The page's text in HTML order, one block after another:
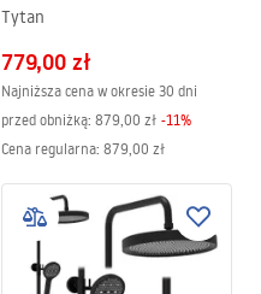
Tytan
779,00 zł
Najniższa cena w okresie 30 dni
przed obniżką: 879,00 zł -11%
Cena regularna: 879,00 zł